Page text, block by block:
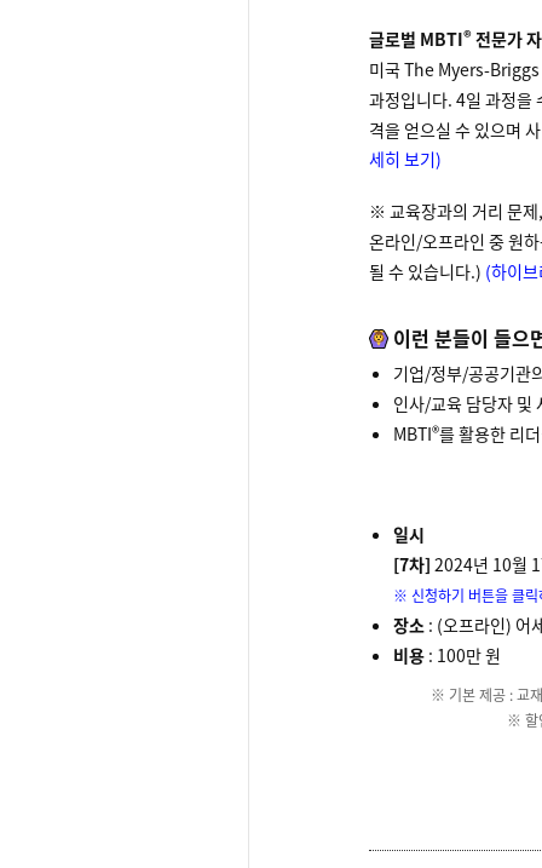
글로벌 MBTI®전문가
미국 The Myers-Briggs
과정입니다. 4일 과정을
격을 얻으실 수 있으며
세히 보기)
※ 교육장과의 거리 문제
온라인/오프라인 중 원
될 수 있습니다.) (하이
이런 분들이 들으
기업/정부/공공기관
인사/교육 담당자 및
MBTI®를 활용한 리
일시
[7차] 2024년 10월
※ 신청하기 버튼을 클릭
장소 : (오프라인) 어
비용 : 100만 원
※ 기본 제공 : 교
※ 할